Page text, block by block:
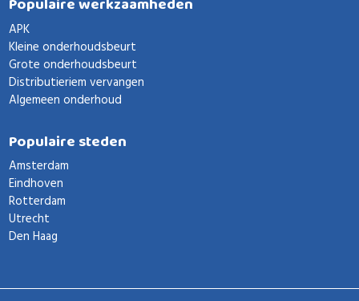
Populaire werkzaamheden
APK
Kleine onderhoudsbeurt
Grote onderhoudsbeurt
Distributieriem vervangen
Algemeen onderhoud
Populaire steden
Amsterdam
Eindhoven
Rotterdam
Utrecht
Den Haag